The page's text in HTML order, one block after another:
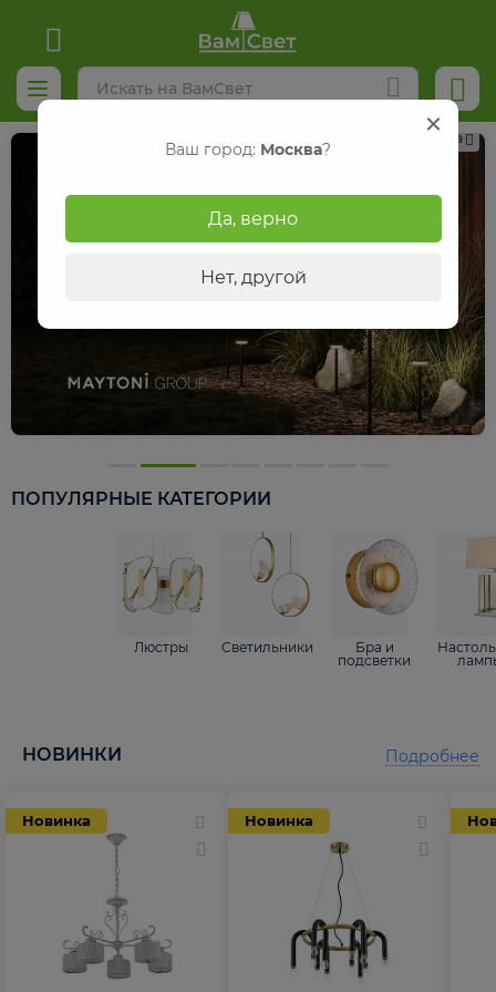
Реклама
ПОПУЛЯРНЫЕ КАТЕГОРИИ
Люстры Светильники
Бра и
подсветки
НОВИНКИ
Новинка Новинка
Подробнее
Ваш город: Москва?
Да, верно
Нет, другой